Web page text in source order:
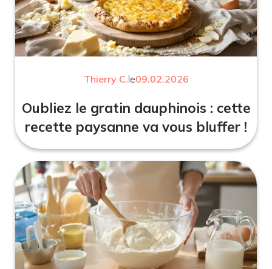
Thierry C.le09.02.2026
Oubliez le gratin dauphinois : cette
recette paysanne va vous bluffer !